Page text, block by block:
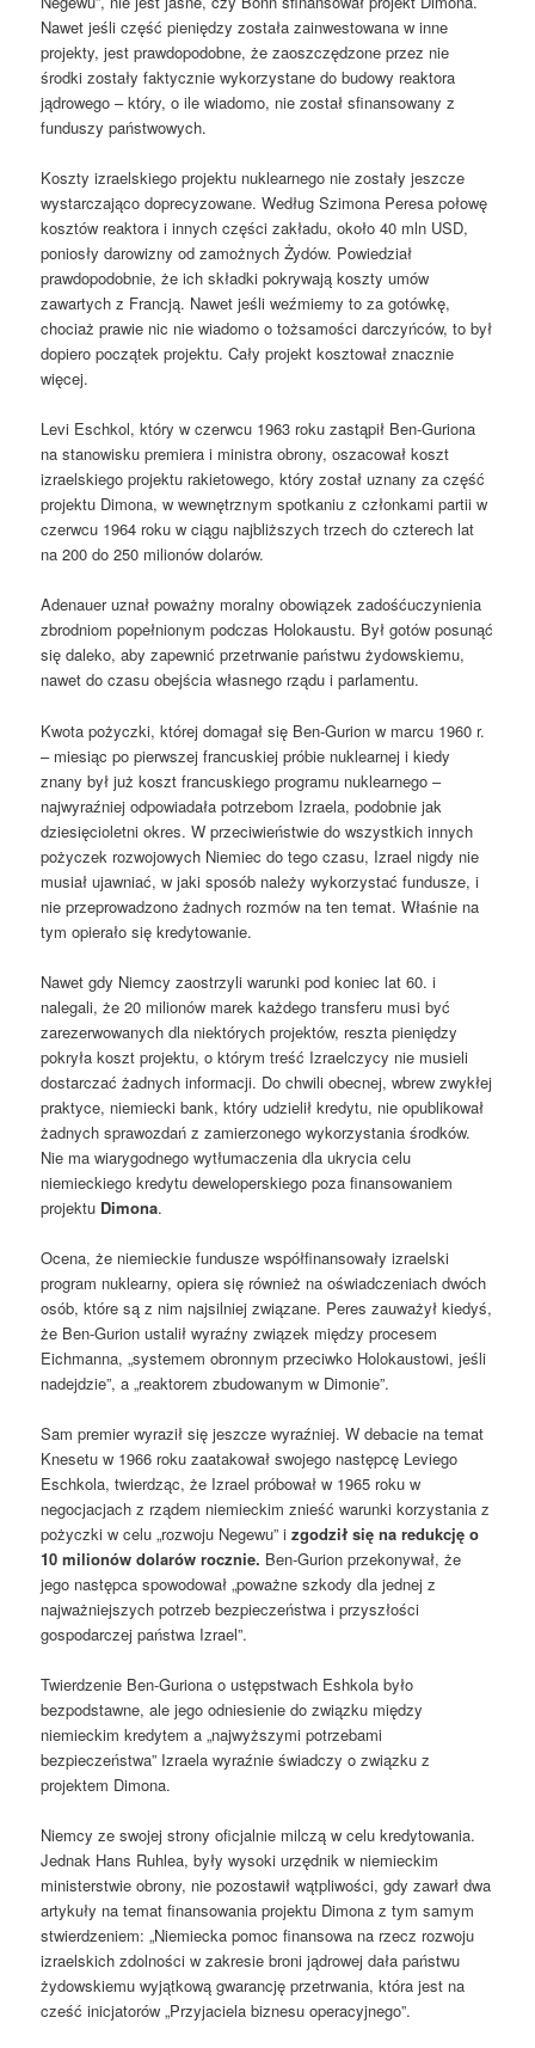
Nawet jeśli część pieniędzy została zainwestowana w inne
projekty, jest prawdopodobne, że zaoszczędzone przez nie
środki zostały faktycznie wykorzystane do budowy reaktora
jądrowego – który, o ile wiadomo, nie został sfinansowany z
funduszy państwowych.
Koszty izraelskiego projektu nuklearnego nie zostały jeszcze
wystarczająco doprecyzowane. Według Szimona Peresa połowę
kosztów reaktora i innych części zakładu, około 40 mln USD,
poniosły darowizny od zamożnych Żydów. Powiedział
prawdopodobnie, że ich składki pokrywają koszty umów
zawartych z Francją. Nawet jeśli weźmiemy to za gotówkę,
chociaż prawie nic nie wiadomo o tożsamości darczyńców, to był
dopiero początek projektu. Cały projekt kosztował znacznie
więcej.
Levi Eschkol, który w czerwcu 1963 roku zastąpił Ben-Guriona
na stanowisku premiera i ministra obrony, oszacował koszt
izraelskiego projektu rakietowego, który został uznany za część
projektu Dimona, w wewnętrznym spotkaniu z członkami partii w
czerwcu 1964 roku w ciągu najbliższych trzech do czterech lat
na 200 do 250 milionów dolarów.
Adenauer uznał poważny moralny obowiązek zadośćuczynienia
zbrodniom popełnionym podczas Holokaustu. Był gotów posunąć
się daleko, aby zapewnić przetrwanie państwu żydowskiemu,
nawet do czasu obejścia własnego rządu i parlamentu.
Kwota pożyczki, której domagał się Ben-Gurion w marcu 1960 r.
– miesiąc po pierwszej francuskiej próbie nuklearnej i kiedy
znany był już koszt francuskiego programu nuklearnego –
najwyraźniej odpowiadała potrzebom Izraela, podobnie jak
dziesięcioletni okres. W przeciwieństwie do wszystkich innych
pożyczek rozwojowych Niemiec do tego czasu, Izrael nigdy nie
musiał ujawniać, w jaki sposób należy wykorzystać fundusze, i
nie przeprowadzono żadnych rozmów na ten temat. Właśnie na
tym opierało się kredytowanie.
Nawet gdy Niemcy zaostrzyli warunki pod koniec lat 60. i
nalegali, że 20 milionów marek każdego transferu musi być
zarezerwowanych dla niektórych projektów, reszta pieniędzy
pokryła koszt projektu, o którym treść Izraelczycy nie musieli
dostarczać żadnych informacji. Do chwili obecnej, wbrew zwykłej
praktyce, niemiecki bank, który udzielił kredytu, nie opublikował
żadnych sprawozdań z zamierzonego wykorzystania środków.
Nie ma wiarygodnego wytłumaczenia dla ukrycia celu
niemieckiego kredytu deweloperskiego poza finansowaniem
projektu Dimona.
Ocena, że niemieckie fundusze współfinansowały izraelski
program nuklearny, opiera się również na oświadczeniach dwóch
osób, które są z nim najsilniej związane. Peres zauważył kiedyś,
że Ben-Gurion ustalił wyraźny związek między procesem
Eichmanna, „systemem obronnym przeciwko Holokaustowi, jeśli
nadejdzie”, a „reaktorem zbudowanym w Dimonie”.
Sam premier wyraził się jeszcze wyraźniej. W debacie na temat
Knesetu w 1966 roku zaatakował swojego następcę Leviego
Eschkola, twierdząc, że Izrael próbował w 1965 roku w
negocjacjach z rządem niemieckim znieść warunki korzystania z
pożyczki w celu „rozwoju Negewu” izgodził się na redukcję o
10 milionów dolarów rocznie. Ben-Gurion przekonywał, że
jego następca spowodował „poważne szkody dla jednej z
najważniejszych potrzeb bezpieczeństwa i przyszłości
gospodarczej państwa Izrael”.
Twierdzenie Ben-Guriona o ustępstwach Eshkola było
bezpodstawne, ale jego odniesienie do związku między
niemieckim kredytem a „najwyższymi potrzebami
bezpieczeństwa” Izraela wyraźnie świadczy o związku z
projektem Dimona.
Niemcy ze swojej strony oficjalnie milczą w celu kredytowania.
Jednak Hans Ruhlea, były wysoki urzędnik w niemieckim
ministerstwie obrony, nie pozostawił wątpliwości, gdy zawarł dwa
artykuły na temat finansowania projektu Dimona z tym samym
stwierdzeniem: „Niemiecka pomoc finansowa na rzecz rozwoju
izraelskich zdolności w zakresie broni jądrowej dała państwu
żydowskiemu wyjątkową gwarancję przetrwania, która jest na
cześć inicjatorów „Przyjaciela biznesu operacyjnego”.